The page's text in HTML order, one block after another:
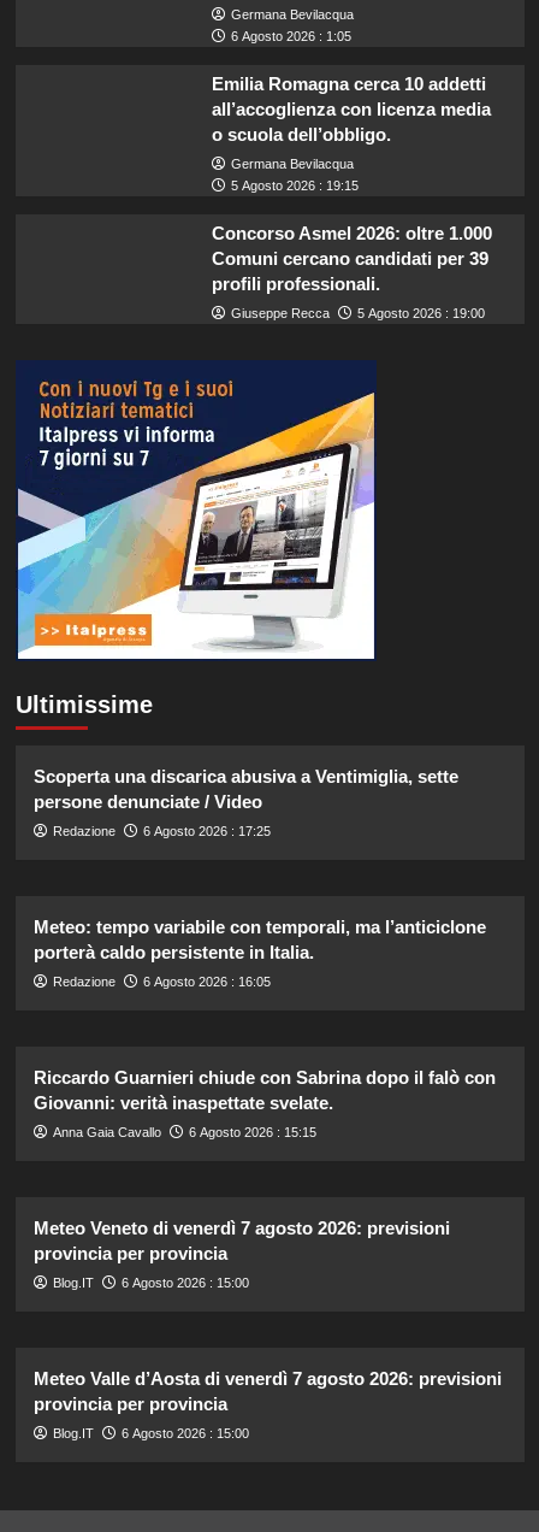
Germana Bevilacqua
6 Agosto 2026 : 1:05
Emilia Romagna cerca 10 addetti
all’accoglienza con licenza media
o scuola dell’obbligo.
Germana Bevilacqua
5 Agosto 2026 : 19:15
Concorso Asmel 2026: oltre 1.000
Comuni cercano candidati per 39
profili professionali.
Giuseppe Recca 5 Agosto 2026 : 19:00
Ultimissime
Scoperta una discarica abusiva a Ventimiglia, sette
persone denunciate / Video
Redazione 6 Agosto 2026 : 17:25
Meteo: tempo variabile con temporali, ma l’anticiclone
porterà caldo persistente in Italia.
Redazione 6 Agosto 2026 : 16:05
Riccardo Guarnieri chiude con Sabrina dopo il falò con
Giovanni: verità inaspettate svelate.
Anna Gaia Cavallo 6 Agosto 2026 : 15:15
Meteo Veneto di venerdì 7 agosto 2026: previsioni
provincia per provincia
Blog.IT 6 Agosto 2026 : 15:00
Meteo Valle d’Aosta di venerdì 7 agosto 2026: previsioni
provincia per provincia
Blog.IT 6 Agosto 2026 : 15:00